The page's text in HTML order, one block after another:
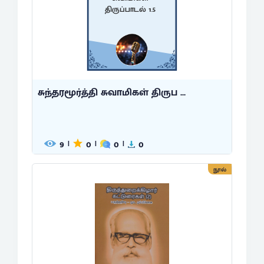
திருப்பாடல் 1.5
சுந்தரமூர்த்தி சுவாமிகள் திருப ...
9 | 0 | 0 | 0
நூல்